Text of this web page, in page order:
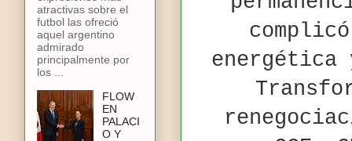
energética
atractivas sobre el
futbol las ofreció
aquel argentino
admirado
principalmente por
los ...
FLOW
EN
PALACI
O Y